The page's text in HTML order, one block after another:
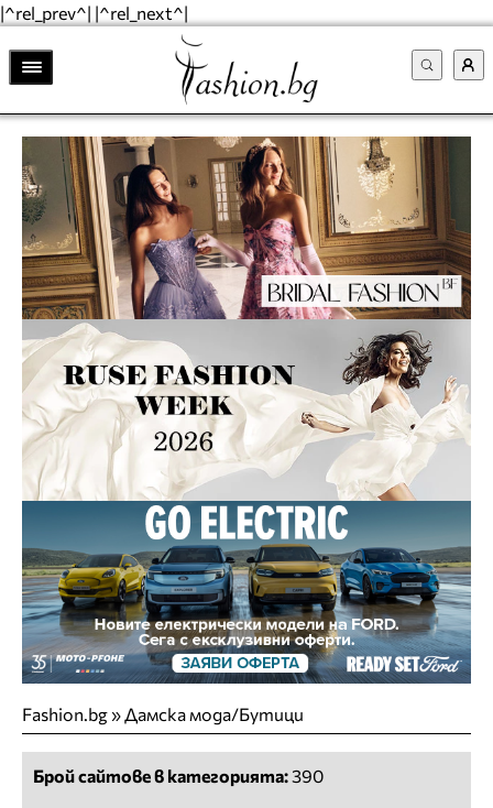
|^rel_prev^| |^rel_next^|
Fashion.bg»Дамска мода/Бутици
Брой сайтове в категорията:390